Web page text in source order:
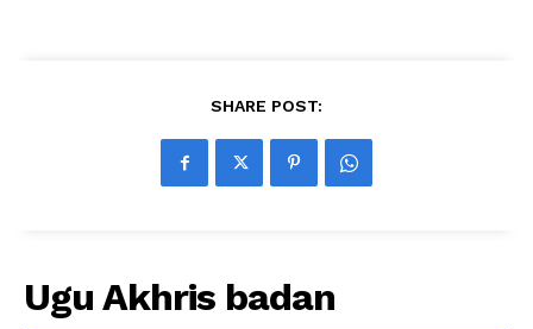
SHARE POST:
Ugu Akhris badan